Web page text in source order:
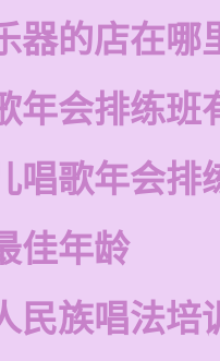
器的店在哪
年会排练班
唱歌年会排
佳年龄
民族唱法培